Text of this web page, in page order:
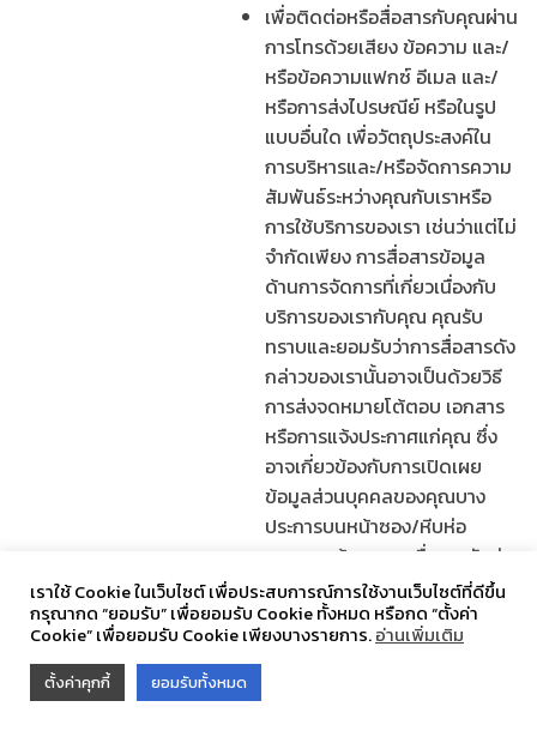
เพื่อติดต่อหรือสื่อสารกับคุณผ่าน
การโทรด้วยเสียง ข้อความ และ/
หรือข้อความแฟกซ์ อีเมล และ/
หรือการส่งไปรษณีย์ หรือในรูป
แบบอื่นใด เพื่อวัตถุประสงค์ใน
การบริหารและ/หรือจัดการความ
สัมพันธ์ระหว่างคุณกับเราหรือ
การใช้บริการของเรา เช่นว่าแต่ไม่
จำกัดเพียง การสื่อสารข้อมูล
ด้านการจัดการที่เกี่ยวเนื่องกับ
บริการของเรากับคุณ คุณรับ
ทราบและยอมรับว่าการสื่อสารดัง
กล่าวของเรานั้นอาจเป็นด้วยวิธี
การส่งจดหมายโต้ตอบ เอกสาร
หรือการแจ้งประกาศแก่คุณ ซึ่ง
อาจเกี่ยวข้องกับการเปิดเผย
ข้อมูลส่วนบุคคลของคุณบาง
ประการบนหน้าซอง/หีบห่อ
จดหมายด้านนอก เพื่อการจัดส่ง
สิ่งดังกล่าว
เพื่อแจ้งให้คุณทราบเมื่อผู้ใช้คน
เราใช้ Cookie ในเว็บไซต์ เพื่อประสบการณ์การใช้งานเว็บไซต์ที่ดีขึ้น
กรุณากด “ยอมรับ” เพื่อยอมรับ Cookie ทั้งหมด หรือกด “ตั้งค่า
Cookie” เพื่อยอมรับ Cookie เพียงบางรายการ.อ่านเพิ่มเติม
ตั้งค่าคุกกี้ ยอมรับทั้งหมด